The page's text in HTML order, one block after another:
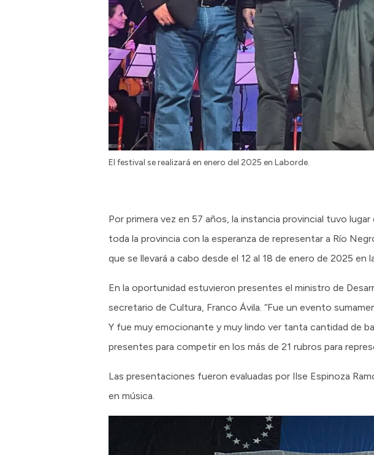
El festival se realizará en enero del 2025 en Laborde.
Por primera vez en 57 años, la instancia provincial tuvo
toda la provincia con la esperanza de representar a Río
que se llevará a cabo desde el 12 al 18 de enero de 2025 en
En la oportunidad estuvieron presentes el ministro de
secretario de Cultura, Franco Ávila. “Fue un evento
Y fue muy emocionante y muy lindo ver tanta cantidad de
presentes para competir en los más de 21 rubros para
Las presentaciones fueron evaluadas por Ilse Espinoza
en música.